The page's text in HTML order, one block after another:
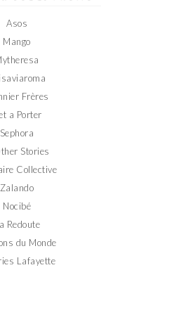
Asos
Mango
Frères
a Porter
Sephora
Stories
Collective
Zalando
Nocibé
Redoute
du Monde
Lafayette